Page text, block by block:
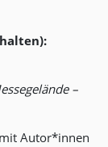
–
Autor*innen